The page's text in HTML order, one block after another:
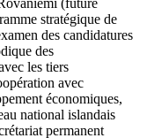
(future
stratégique de
des candidatures
des
les tiers
avec
économiques,
national islandais
permanent